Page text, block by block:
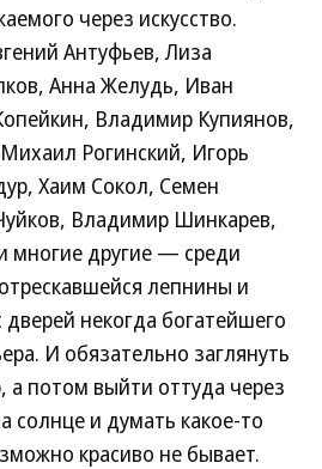
через искусство.
Антуфьев, Лиза
Анна Желудь, Иван
Владимир Купиянов,
Рогинский, Игорь
Хаим Сокол, Семен
Владимир Шинкарев,
другие — среди
лепнины и
некогда богатейшего
И обязательно заглянуть
а потом выйти оттуда через
солнце и думать какое-то
красиво не бывает.